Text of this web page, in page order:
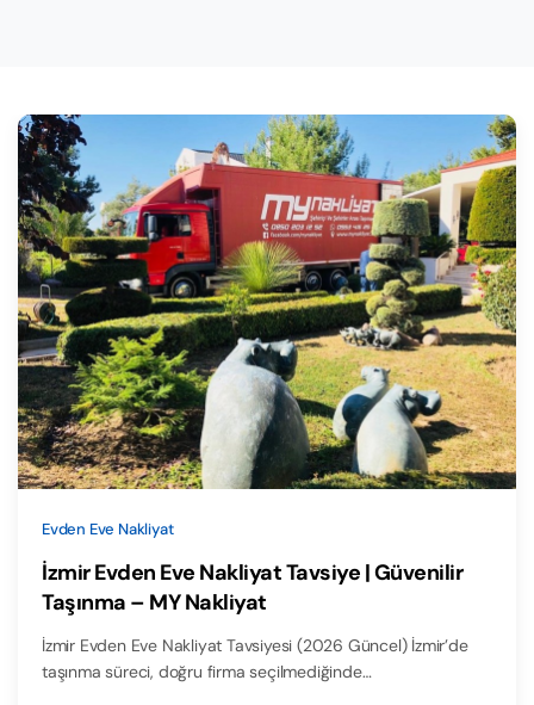
Evden Eve Nakliyat
İzmir Evden Eve Nakliyat Tavsiye | Güvenilir
Taşınma – MY Nakliyat
İzmir Evden Eve Nakliyat Tavsiyesi (2026 Güncel) İzmir’de
taşınma süreci, doğru firma seçilmediğinde…